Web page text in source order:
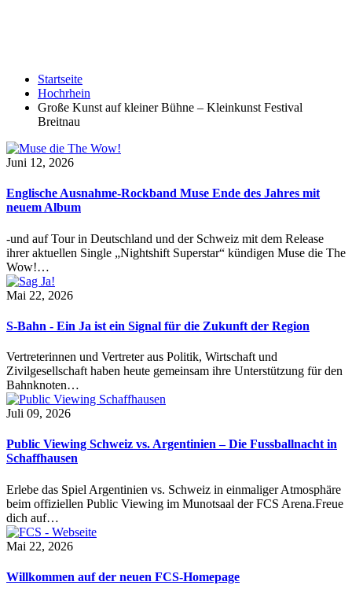
Startseite
Hochrhein
Große Kunst auf kleiner Bühne – Kleinkunst Festival
Breitnau
Juni 12, 2026
Englische Ausnahme-Rockband Muse Ende des Jahres mit
neuem Album
-und auf Tour in Deutschland und der Schweiz mit dem Release
ihrer aktuellen Single „Nightshift Superstar“ kündigen Muse die The
Wow!…
Mai 22, 2026
S-Bahn - Ein Ja ist ein Signal für die Zukunft der Region
Vertreterinnen und Vertreter aus Politik, Wirtschaft und
Zivilgesellschaft haben heute gemeinsam ihre Unterstützung für den
Bahnknoten…
Juli 09, 2026
Public Viewing Schweiz vs. Argentinien – Die Fussballnacht in
Schaffhausen
Erlebe das Spiel Argentinien vs. Schweiz in einmaliger Atmosphäre
beim offiziellen Public Viewing im Munotsaal der FCS Arena.Freue
dich auf…
Mai 22, 2026
Willkommen auf der neuen FCS-Homepage